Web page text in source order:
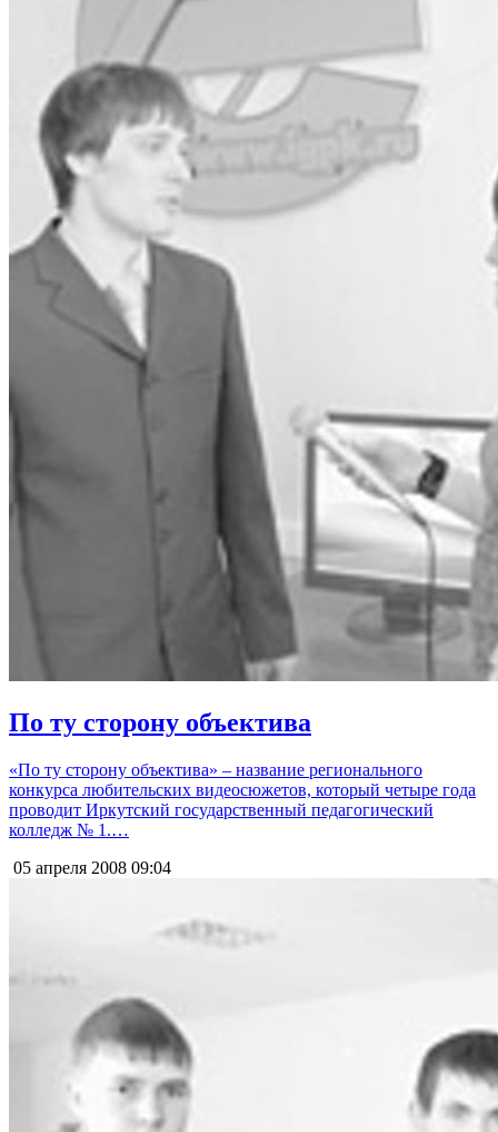
По ту сторону объектива
«По ту сторону объектива» – название регионального
конкурса любительских видеосюжетов, который четыре года
проводит Иркутский государственный педагогический
колледж № 1.…
05 апреля 2008 09:04